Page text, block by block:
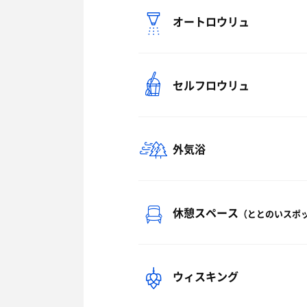
オートロウリュ
セルフロウリュ
外気浴
休憩スペース （ととのいスポ
ウィスキング